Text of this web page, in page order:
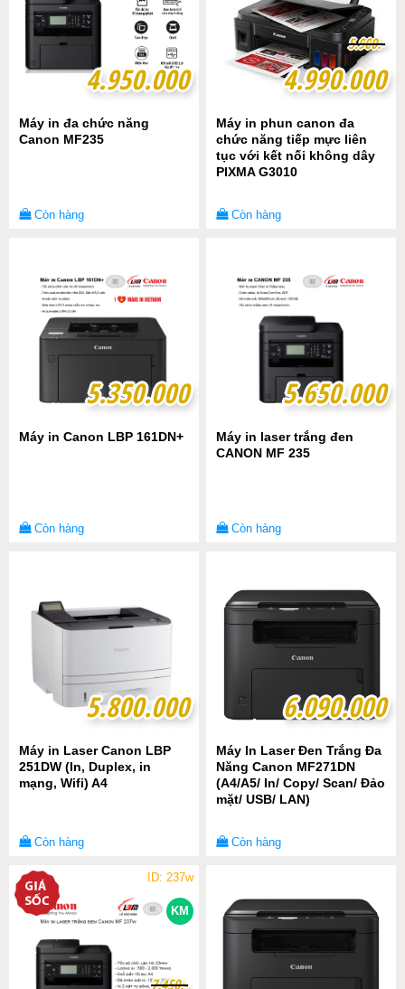
4.950.000
4.950.000
Máy in đa chức năng
Canon MF235
Còn hàng
4.990.000
4.990.000
5.900.-
5.900.-
Máy in phun canon đa
chức năng tiếp mực liên
tục với kết nối không dây
PIXMA G3010
Còn hàng
5.350.000
5.350.000
Máy in Canon LBP 161DN+
Còn hàng
5.650.000
5.650.000
Máy in laser trắng đen
CANON MF 235
Còn hàng
5.800.000
5.800.000
Máy in Laser Canon LBP
251DW (In, Duplex, in
mạng, Wifi) A4
Còn hàng
6.090.000
6.090.000
Máy In Laser Đen Trắng Đa
Năng Canon MF271DN
(A4/A5/ In/ Copy/ Scan/ Đảo
mặt/ USB/ LAN)
Còn hàng
KM
ID: 237w
7.450.-
7.450.-